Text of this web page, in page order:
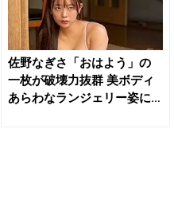
佐野なぎさ「おはよう」の
一枚が破壊力抜群 美ボディ
あらわなランジェリー姿に